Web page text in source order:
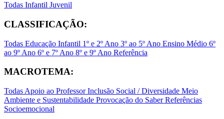
Todas Infantil Juvenil
CLASSIFICAÇÃO:
Todas Educação Infantil 1º e 2º Ano 3º ao 5º Ano Ensino Médio 6º
ao 9º Ano 6º e 7º Ano 8º e 9º Ano Referência
MACROTEMA:
Todas Apoio ao ProfessorInclusão Social / Diversidade Meio
Ambiente e Sustentabilidade Provocação do SaberReferências
Socioemocional